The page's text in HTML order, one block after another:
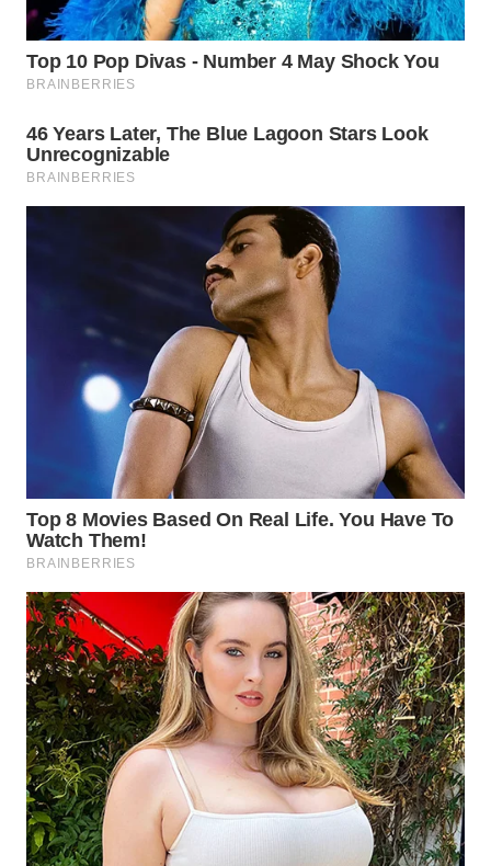
WN
SEMARANG
WN
BOROBUDUR
WN
SURABAYA
WN
BINTAN
MANDALIKA
WN
LIKUPANG
WN
LABUANBAJO
WN
BORNEO